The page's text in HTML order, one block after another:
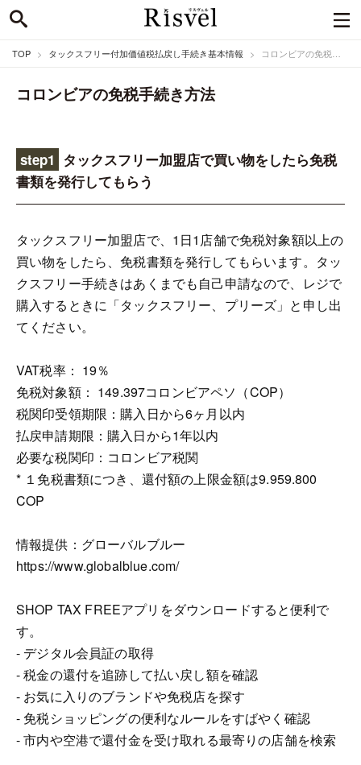
TOP タックスフリー付加価値税払戻し手続き基本情報 コロンビアの免税手続き方法
コロンビアの免税手続き方法
step1 タックスフリー加盟店で買い物をしたら免税
書類を発行してもらう
タックスフリー加盟店で、1日1店舗で免税対象額以上の
買い物をしたら、免税書類を発行してもらいます。タッ
クスフリー手続きはあくまでも自己申請なので、レジで
購入するときに「タックスフリー、プリーズ」と申し出
てください。
VAT税率： 19％
免税対象額： 149.397コロンビアペソ（COP）
税関印受領期限：購入日から6ヶ月以内
払戻申請期限：購入日から1年以内
必要な税関印：コロンビア税関
* １免税書類につき、還付額の上限金額は9.959.800
COP
情報提供：グローバルブルー
https://www.globalblue.com/
SHOP TAX FREEアプリをダウンロードすると便利で
す。
- デジタル会員証の取得
- 税金の還付を追跡して払い戻し額を確認
- お気に入りのブランドや免税店を探す
- 免税ショッピングの便利なルールをすばやく確認
- 市内や空港で還付金を受け取れる最寄りの店舗を検索